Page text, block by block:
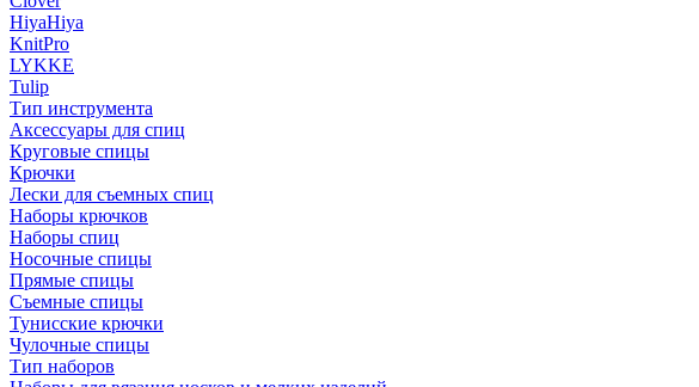
HiyaHiya
KnitPro
LYKKE
Tulip
Тип инструмента
Аксессуары для спиц
Круговые спицы
Крючки
Лески для съемных спиц
Наборы крючков
Наборы спиц
Носочные спицы
Прямые спицы
Съемные спицы
Тунисские крючки
Чулочные спицы
Тип наборов